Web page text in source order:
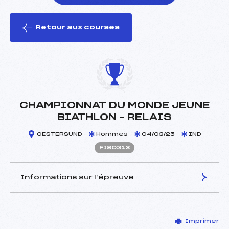
le ski
Retour aux courses
CHAMPIONNAT DU MONDE JEUNE
BIATHLON – RELAIS
OESTERSUND Hommes 04/03/25 IND
FIS0313
Informations sur l’épreuve
–
Imprimer